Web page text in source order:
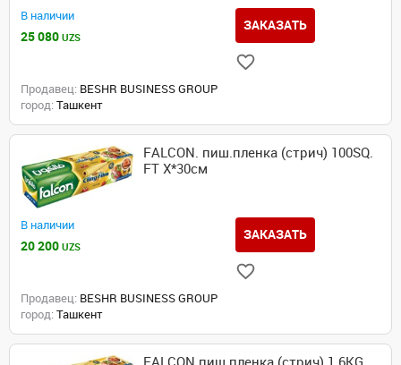
В наличии
25 080 UZS
ЗАКАЗАТЬ
Продавец: BESHR BUSINESS GROUP
город: Ташкент
FALCON. пиш.пленка (стрич) 100SQ.
FT X*30см
В наличии
20 200 UZS
ЗАКАЗАТЬ
Продавец: BESHR BUSINESS GROUP
город: Ташкент